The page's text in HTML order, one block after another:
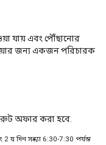
যায় এবং পৌঁছানোর
জন্য একজন পরিচারক
রুট অফার করা হবে.
য় দিন সন্ধ্যা 6:30-7:30 পর্যন্ত